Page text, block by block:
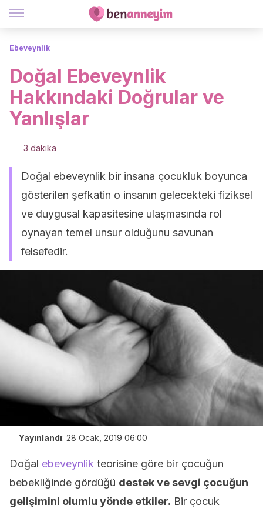
Ebeveynlik
Doğal Ebeveynlik
Hakkındaki Doğrular ve
Yanlışlar
3 dakika
Doğal ebeveynlik bir insana çocukluk boyunca
gösterilen şefkatin o insanın gelecekteki fiziksel
ve duygusal kapasitesine ulaşmasında rol
oynayan temel unsur olduğunu savunan
felsefedir.
Yayınlandı: 28 Ocak, 2019 06:00
Doğal ebeveynlik teorisine göre bir çocuğun
bebekliğinde gördüğü destek ve sevgi çocuğun
gelişimini olumlu yönde etkiler. Bir çocuk